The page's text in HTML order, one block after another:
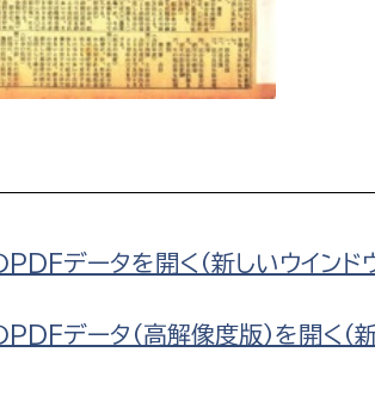
病院管理局：
病院管理局：
選挙管理委
データを開く（新しいウインド
データ（高解像度版）を開く（